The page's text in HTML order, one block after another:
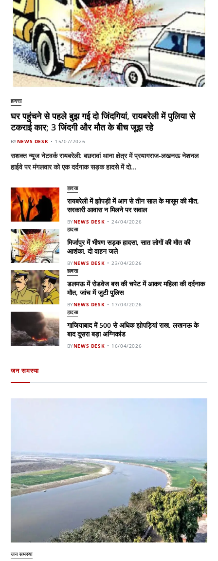
हादसा
घर पहुंचने से पहले बुझ गई दो जिंदगियां, रायबरेली में पुलिया से
टकराई कार; 3 जिंदगी और मौत के बीच जूझ रहे
BYNEWS DESK 15/07/2026
सशक्त न्यूज नेटवर्क रायबरेली: बछरावां थाना क्षेत्र में प्रयागराज-लखनऊ नेशनल
हाईवे पर मंगलवार को एक दर्दनाक सड़क हादसे में दो…
हादसा
रायबरेली में झोपड़ी में आग से तीन साल के मासूम की मौत,
सरकारी आवास न मिलने पर सवाल
BYNEWS DESK 24/04/2026
हादसा
मिर्जापुर में भीषण सड़क हादसा, सात लोगों की मौत की
आशंका, दो वाहन जले
BYNEWS DESK 23/04/2026
हादसा
डलमऊ में रोडवेज बस की चपेट में आकर महिला की दर्दनाक
मौत, जांच में जुटी पुलिस
BYNEWS DESK 17/04/2026
हादसा
गाजियाबाद में 500 से अधिक झोपड़ियां राख, लखनऊ के
बाद दूसरा बड़ा अग्निकांड
BYNEWS DESK 16/04/2026
जन समस्या
जन समस्या